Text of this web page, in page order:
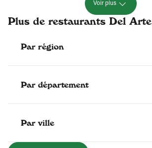
Voir plus
Plus de restaurants Del Arte
Par région
Par département
Par ville